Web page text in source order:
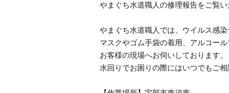
やまぐち水道職人の修理報告をご覧
やまぐち水道職人では、ウイルス感
マスクやゴム手袋の着用、アルコー
お客様の現場へお伺いしております。
水回りでお困りの際にはいつでもご相